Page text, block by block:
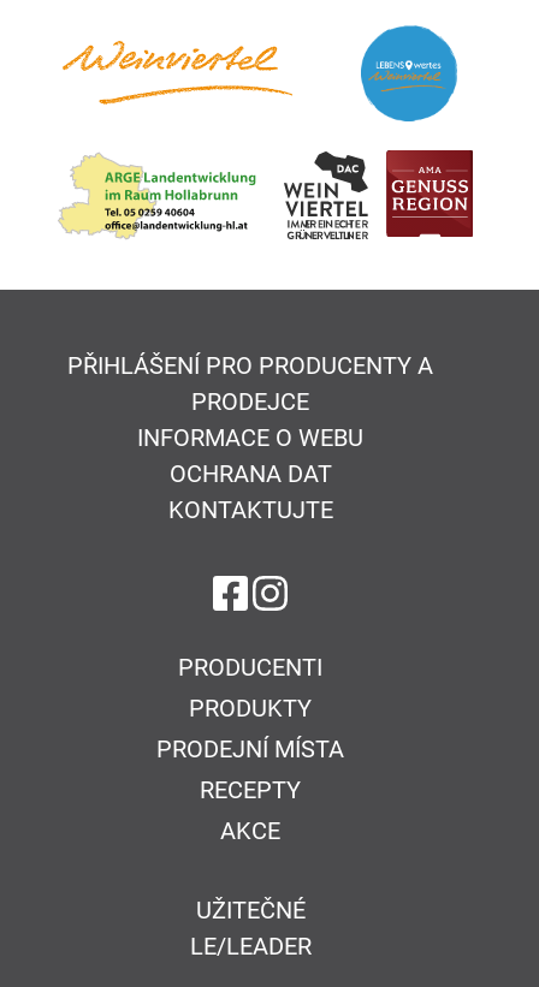
PŘIHLÁŠENÍ PRO PRODUCENTY A
PRODEJCE
INFORMACE O WEBU
OCHRANA DAT
KONTAKTUJTE
na Facebook
na Instagram
PRODUCENTI
PRODUKTY
PRODEJNÍ MÍSTA
RECEPTY
AKCE
UŽITEČNÉ
LE/LEADER